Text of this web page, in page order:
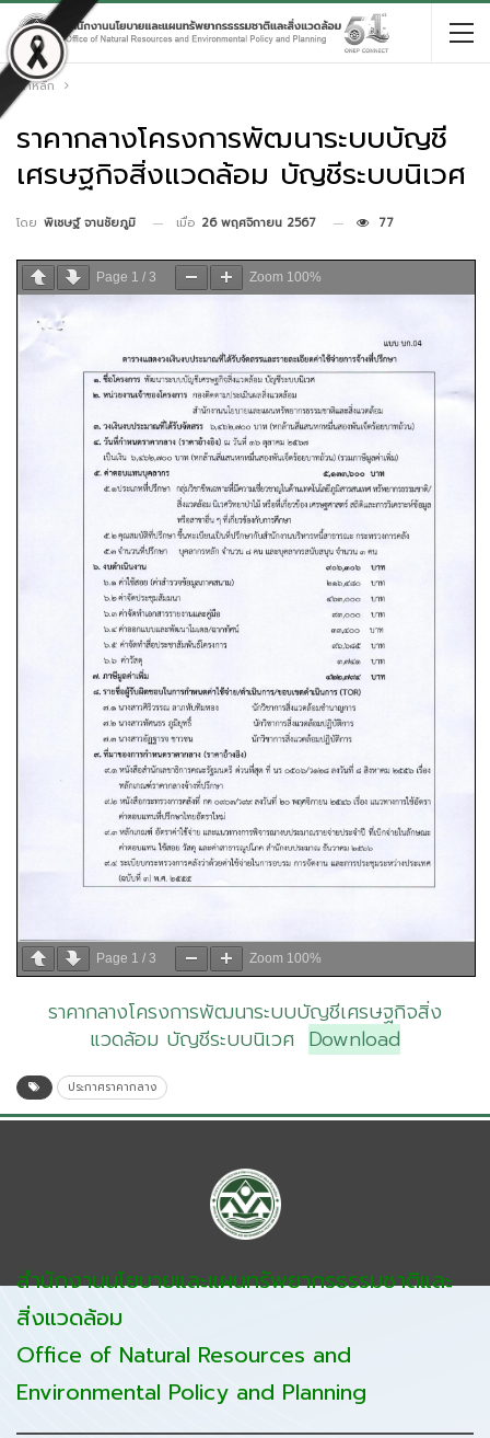
หน้าหลัก
ราคากลางโครงการพัฒนาระบบบัญชี
เศรษฐกิจสิ่งแวดล้อม บัญชีระบบนิเวศ
โดย พิเชษฐ์ จานชัยภูมิ เมื่อ 26 พฤศจิกายน 2567 77
Page 1 / 3 Zoom 100%
Page 1 / 3 Zoom 100%
ราคากลางโครงการพัฒนาระบบบัญชีเศรษฐกิจสิ่ง
แวดล้อม บัญชีระบบนิเวศ Download
ประกาศราคากลาง
สำนักงานนโยบายและแผนทรัพยากรธรรมชาติและ
สิ่งแวดล้อม
Office of Natural Resources and
Environmental Policy and Planning